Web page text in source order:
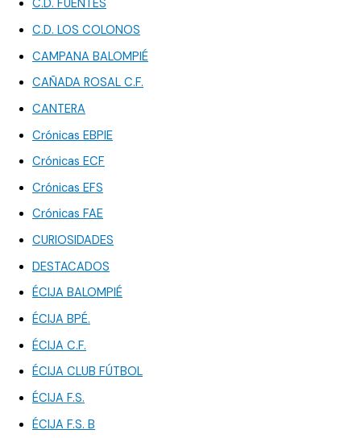
C.D. FUENTES
C.D. LOS COLONOS
CAMPANA BALOMPIÉ
CAÑADA ROSAL C.F.
CANTERA
Crónicas EBPIE
Crónicas ECF
Crónicas EFS
Crónicas FAE
CURIOSIDADES
DESTACADOS
ÉCIJA BALOMPIÉ
ÉCIJA BPÉ.
ÉCIJA C.F.
ÉCIJA CLUB FÚTBOL
ÉCIJA F.S.
ÉCIJA F.S. B